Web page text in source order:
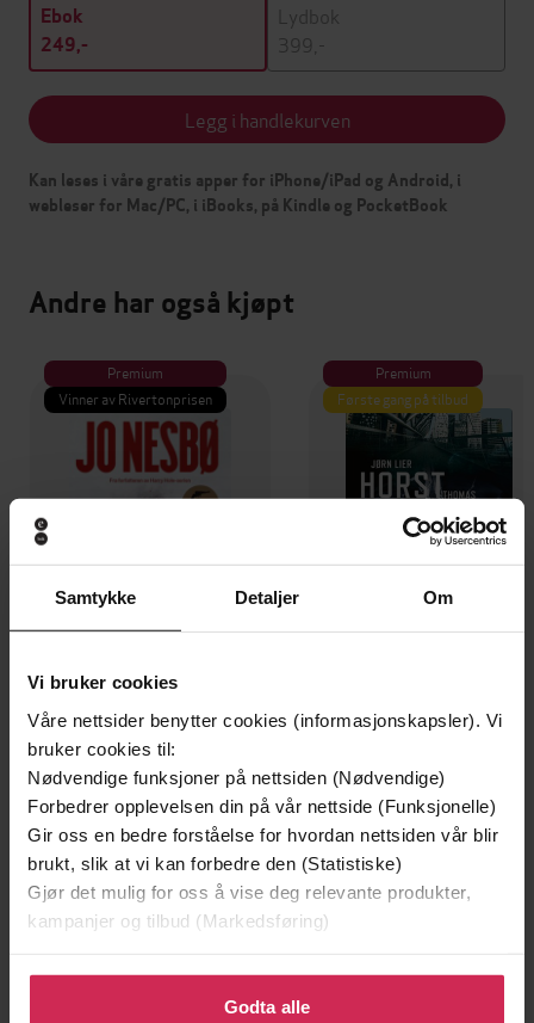
Samtykke Detaljer Om
Vi bruker cookies
Våre nettsider benytter cookies (informasjonskapsler). Vi
bruker cookies til:
Nødvendige funksjoner på nettsiden (Nødvendige)
Forbedrer opplevelsen din på vår nettside (Funksjonelle)
Gir oss en bedre forståelse for hvordan nettsiden vår blir
brukt, slik at vi kan forbedre den (Statistiske)
Gjør det mulig for oss å vise deg relevante produkter,
kampanjer og tilbud (Markedsføring)
Klikk på «Godta alle» for å gi oss ditt samtykke til å
bruke cookies for alle disse formålene. Du kan også
Godta alle
Ebok
249,-
Lydbok
399,-
Legg i handlekurven
Kan leses i våre gratis apper for iPhone/iPad og Android, i
webleser for Mac/PC, i iBooks, på Kindle og PocketBook
Andre har også kjøpt
Premium
Vinner av Rivertonprisen
199,-
Minnesota
Jo Nesbø
EBOK
Premium
Første gang på tilbud
349,-
Utskudd
Jørn Lier Horst
EBOK
Ted Harris(forfatter),